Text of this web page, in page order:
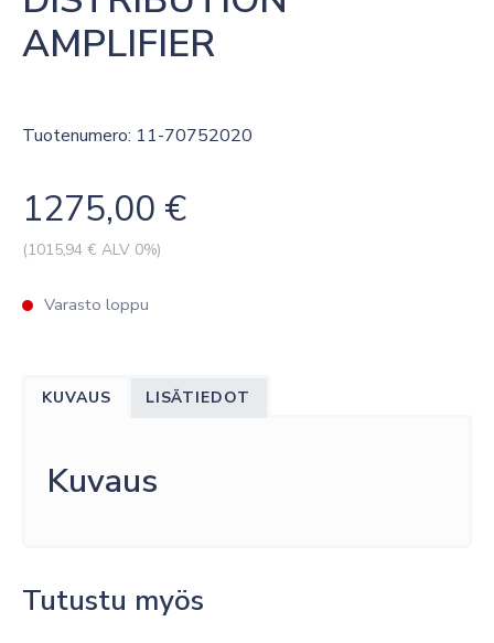
AMPLIFIER
Tuotenumero: 11-70752020
1275,00 €
(1015,94 € ALV 0%)
Varasto loppu
KUVAUS LISÄTIEDOT
Kuvaus
Tutustu myös